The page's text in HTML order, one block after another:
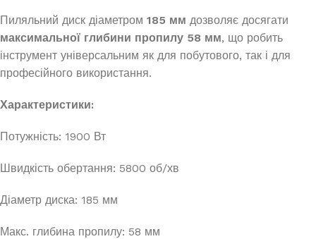
Пиляльний диск діаметром 185 мм дозволяє досягати
максимальної глибини пропилу 58 мм, що робить
інструмент універсальним як для побутового, так і для
професійного використання.
Характеристики:
Потужність: 1900 Вт
Швидкість обертання: 5800 об/хв
Діаметр диска: 185 мм
Макс. глибина пропилу: 58 мм